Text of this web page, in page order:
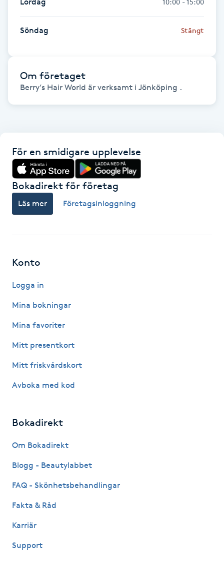
Pedikyr
Pensionärklippning
Personal shopper
Picolaser
Piercing
Pigmentbehandling
Pigmentfläckar
Plastikkirurgi
Powder brows
Power Yoga
Söndag Stängt
Om företaget
Berry’s Hair World är verksamt i Jönköping .
För en smidigare upplevelse
Bokadirekt för företag
Läs mer Företagsinloggning
Konto
Logga in
Mina bokningar
Mina favoriter
Mitt presentkort
Mitt friskvårdskort
Avboka med kod
Bokadirekt
Om Bokadirekt
Blogg - Beautylabbet
FAQ - Skönhetsbehandlingar
Fakta & Råd
Karriär
Support